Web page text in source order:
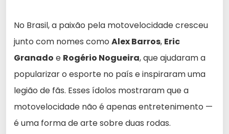
No Brasil, a paixão pela motovelocidade cresceu
junto com nomes como Alex Barros, Eric
Granado e Rogério Nogueira, que ajudaram a
popularizar o esporte no país e inspiraram uma
legião de fãs. Esses ídolos mostraram que a
motovelocidade não é apenas entretenimento —
é uma forma de arte sobre duas rodas.